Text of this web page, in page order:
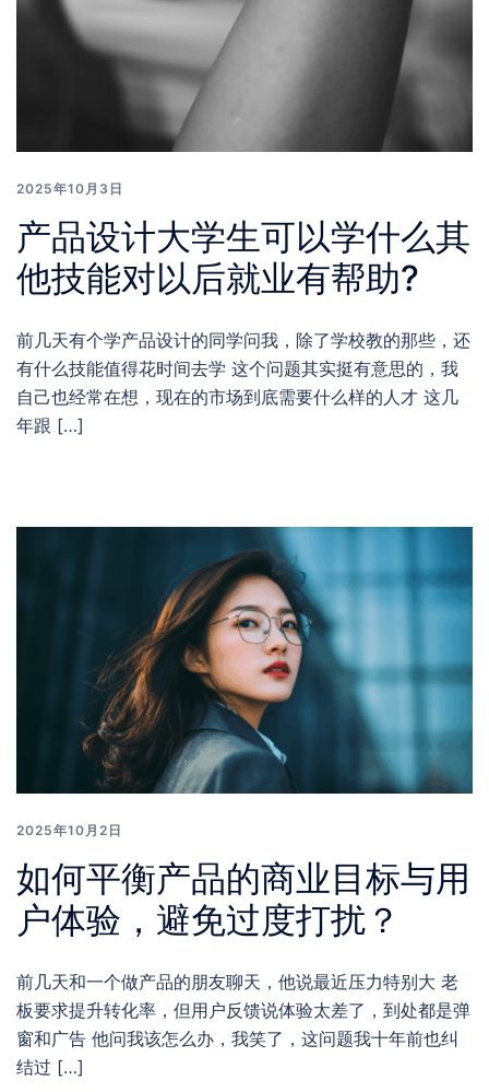
2025年10月3日
产品设计大学生可以学什么其
他技能对以后就业有帮助?
前几天有个学产品设计的同学问我，除了学校教的那些，还
有什么技能值得花时间去学 这个问题其实挺有意思的，我
自己也经常在想，现在的市场到底需要什么样的人才 这几
年跟 […]
2025年10月2日
如何平衡产品的商业目标与用
户体验，避免过度打扰？
前几天和一个做产品的朋友聊天，他说最近压力特别大 老
板要求提升转化率，但用户反馈说体验太差了，到处都是弹
窗和广告 他问我该怎么办，我笑了，这问题我十年前也纠
结过 […]